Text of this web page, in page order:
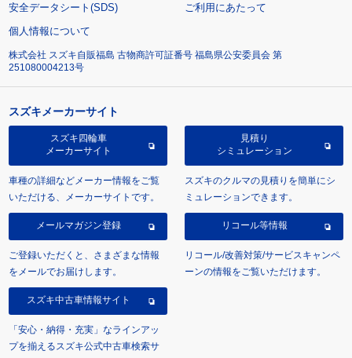
安全データシート(SDS)
ご利用にあたって
個人情報について
株式会社 スズキ自販福島 古物商許可証番号 福島県公安委員会 第
251080004213号
スズキメーカーサイト
スズキ四輪車
メーカーサイト
車種の詳細などメーカー情報をご覧
いただける、メーカーサイトです。
見積り
シミュレーション
スズキのクルマの見積りを簡単にシ
ミュレーションできます。
メールマガジン登録
ご登録いただくと、さまざまな情報
をメールでお届けします。
リコール等情報
リコール/改善対策/サービスキャンペ
ーンの情報をご覧いただけます。
スズキ中古車情報サイト
「安心・納得・充実」なラインアッ
プを揃えるスズキ公式中古車検索サ